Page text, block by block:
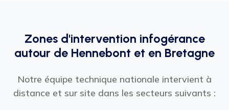
Zones d'intervention infogérance
autour de Hennebont et en Bretagne
Notre équipe technique nationale intervient à
distance et sur site dans les secteurs suivants :